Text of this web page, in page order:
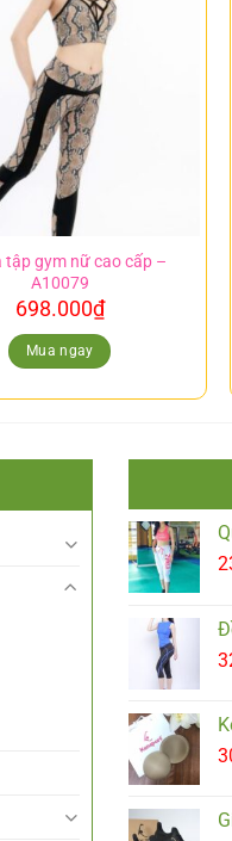
tập gym nữ cao cấp –
A10079
698.000₫
Mua ngay